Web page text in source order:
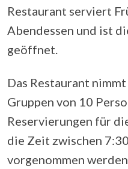
Restaurant serviert
Abendessen und ist
geöffnet.
Das Restaurant
Gruppen von 10
Reservierungen für
die Zeit zwischen
vorgenommen